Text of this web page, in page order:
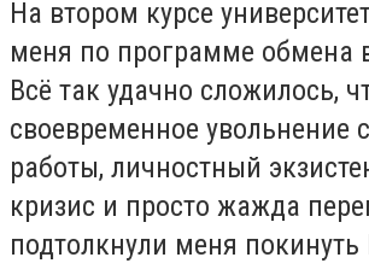
На втором курсе
меня по программе обмена
Всё так удачно сложилось,
своевременное увольнение
работы, личностный
кризис и просто жажда
подтолкнули меня покинуть